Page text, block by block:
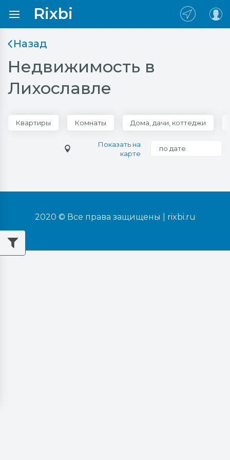
Rixbi
Назад
Недвижимость в
Лихославле
Квартиры Комнаты Дома, дачи, коттеджи
Показать на
карте
по дате
2020 © Все права защищены | rixbi.ru